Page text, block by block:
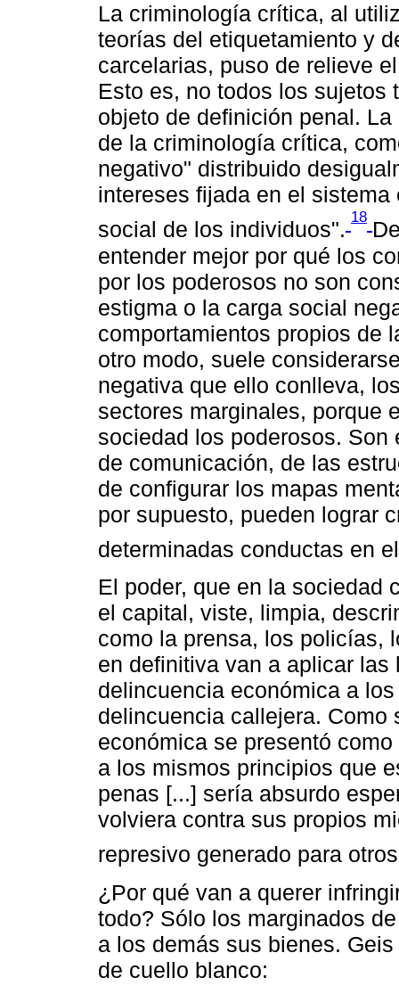
La criminología crítica, al
teorías del etiquetamiento y
carcelarias, puso de relieve
Esto es, no todos los sujetos
objeto de definición penal.
de la criminología crítica,
negativo" distribuido
intereses fijada en el
social de los individuos".
18
entender mejor por qué los
por los poderosos no son
estigma o la carga social
comportamientos propios de
otro modo, suele
negativa que ello conlleva,
sectores marginales, porque
sociedad los poderosos.
de comunicación, de las
de configurar los mapas
por supuesto, pueden lograr
determinadas conductas en
El poder, que en la sociedad
el capital, viste, limpia,
como la prensa, los policías,
en definitiva van a aplicar
delincuencia económica a
delincuencia callejera. Como
económica se presentó
a los mismos principios que
penas [...] sería absurdo
volviera contra sus propios
represivo generado para
¿Por qué van a querer
todo? Sólo los marginados
a los demás sus bienes.
de cuello blanco: